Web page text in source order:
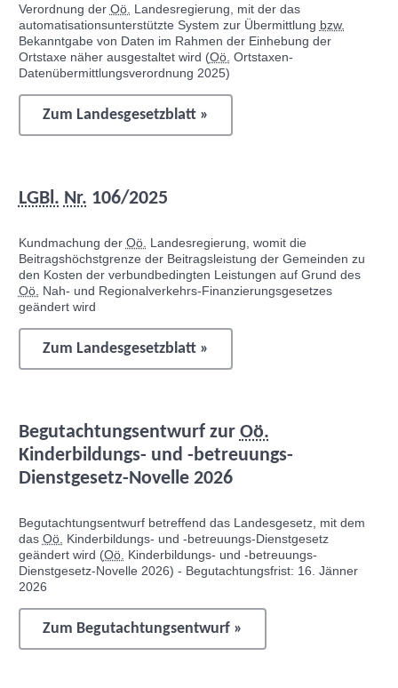
Verordnung der Oö. Landesregierung, mit der das
automatisationsunterstützte System zur Übermittlung bzw.
Bekanntgabe von Daten im Rahmen der Einhebung der
Ortstaxe näher ausgestaltet wird (Oö. Ortstaxen-
Datenübermittlungsverordnung 2025)
Zum Landesgesetzblatt »
LGBl. Nr. 106/2025
Kundmachung der Oö. Landesregierung, womit die
Beitragshöchstgrenze der Beitragsleistung der Gemeinden zu
den Kosten der verbundbedingten Leistungen auf Grund des
Oö. Nah- und Regionalverkehrs-Finanzierungsgesetzes
geändert wird
Zum Landesgesetzblatt »
Begutachtungsentwurf zur Oö.
Kinderbildungs- und -betreuungs-
Dienstgesetz-Novelle 2026
Begutachtungsentwurf betreffend das Landesgesetz, mit dem
das Oö. Kinderbildungs- und -betreuungs-Dienstgesetz
geändert wird (Oö. Kinderbildungs- und -betreuungs-
Dienstgesetz-Novelle 2026) - Begutachtungsfrist: 16. Jänner
2026
Zum Begutachtungsentwurf »